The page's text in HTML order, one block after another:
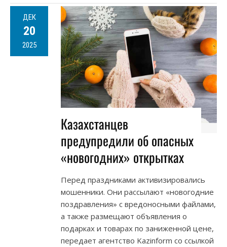
ДЕК
20
2025
Казахстанцев
предупредили об опасных
«новогодних» открытках
Перед праздниками активизировались
мошенники. Они рассылают «новогодние
поздравления» с вредоносными файлами,
а также размещают объявления о
подарках и товарах по заниженной цене,
передает агентство Kazinform cо ссылкой